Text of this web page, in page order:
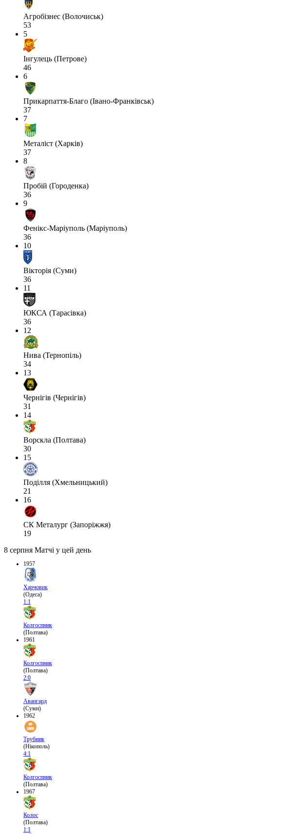
Агробізнес (Волочиськ)
53
5
Інгулець (Петрове)
46
6
Прикарпаття-Благо (Івано-Франківськ)
37
7
Металіст (Харків)
37
8
Пробій (Городенка)
36
9
Фенікс-Маріуполь (Маріуполь)
36
10
Вікторія (Суми)
36
11
ЮКСА (Тарасівка)
36
12
Нива (Тернопіль)
34
13
Чернігів (Чернігів)
31
14
Ворскла (Полтава)
30
15
Поділля (Хмельницький)
21
16
СК Металург (Запоріжжя)
19
8 серпня Матчі у цей день
1957
Харчовик
(Одеса)
1:1
Колгоспник
(Полтава)
1961
Колгоспник
(Полтава)
2:0
Авангард
(Суми)
1962
Трубник
(Нікополь)
4:1
Колгоспник
(Полтава)
1967
Колос
(Полтава)
1:1